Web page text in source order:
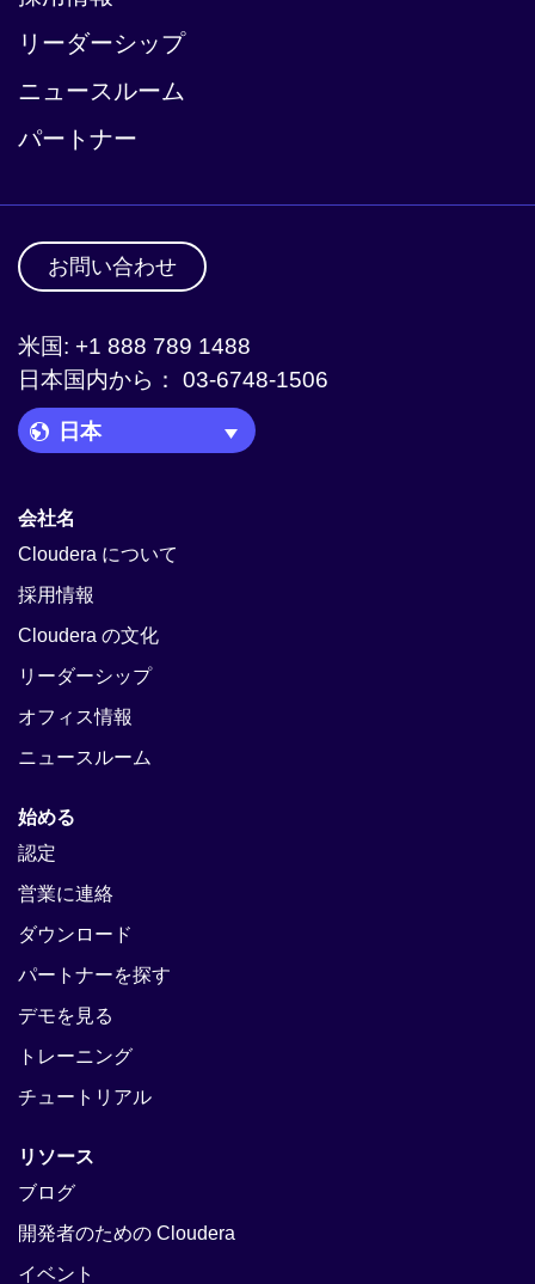
リーダーシップ
ニュースルーム
パートナー
お問い合わせ
米国: +1 888 789 1488
日本国内から： 03-6748-1506
Language Picker
会社名
Cloudera について
採用情報
Cloudera の文化
リーダーシップ
オフィス情報
ニュースルーム
始める
認定
営業に連絡
ダウンロード
パートナーを探す
デモを見る
トレーニング
チュートリアル
リソース
ブログ
開発者のための Cloudera
イベント